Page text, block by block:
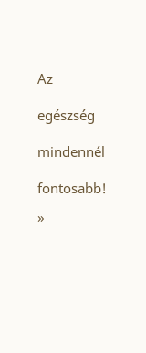
Az
egészség
mindennél
fontosabb!
»